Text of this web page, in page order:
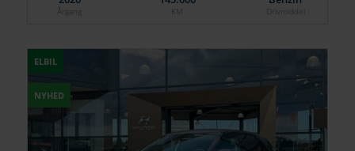
Årgang KM Drivmiddel
ELBIL
NYHED